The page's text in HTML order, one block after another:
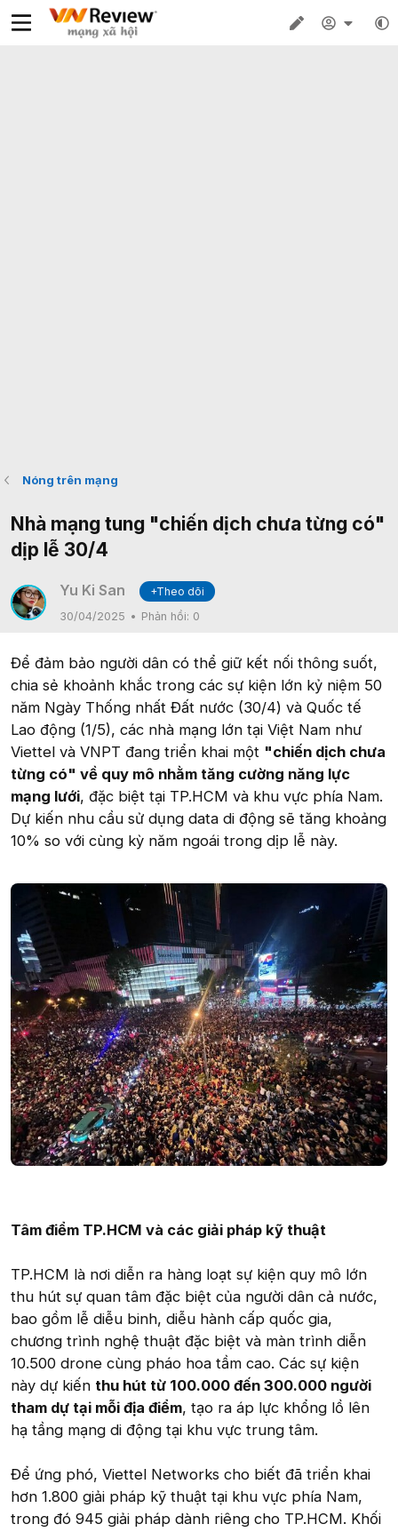
Nóng trên mạng
Nhà mạng tung "chiến dịch chưa từng có"
dịp lễ 30/4
Yu Ki San
+Theo dõi
30/04/2025
Phản hồi: 0
Để đảm bảo người dân có thể giữ kết nối thông suốt,
chia sẻ khoảnh khắc trong các sự kiện lớn kỷ niệm 50
năm Ngày Thống nhất Đất nước (30/4) và Quốc tế
Lao động (1/5), các nhà mạng lớn tại Việt Nam như
Viettel và VNPT đang triển khai một "chiến dịch chưa
từng có" về quy mô nhằm tăng cường năng lực
mạng lưới, đặc biệt tại TP.HCM và khu vực phía Nam.
Dự kiến nhu cầu sử dụng data di động sẽ tăng khoảng
10% so với cùng kỳ năm ngoái trong dịp lễ này.
Tâm điểm TP.HCM và các giải pháp kỹ thuật
TP.HCM là nơi diễn ra hàng loạt sự kiện quy mô lớn
thu hút sự quan tâm đặc biệt của người dân cả nước,
bao gồm lễ diễu binh, diễu hành cấp quốc gia,
chương trình nghệ thuật đặc biệt và màn trình diễn
10.500 drone cùng pháo hoa tầm cao. Các sự kiện
này dự kiến thu hút từ 100.000 đến 300.000 người
tham dự tại mỗi địa điểm, tạo ra áp lực khổng lồ lên
hạ tầng mạng di động tại khu vực trung tâm.
Để ứng phó, Viettel Networks cho biết đã triển khai
hơn 1.800 giải pháp kỹ thuật tại khu vực phía Nam,
trong đó 945 giải pháp dành riêng cho TP.HCM. Khối